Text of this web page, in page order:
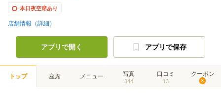
本日夜空席あり
店舗情報（詳細）
アプリで開く アプリで保存
トップ 座席 メニュー 写真
344
口コミ
13
クーポン
3